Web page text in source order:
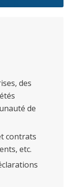
des
de
contrats
etc.